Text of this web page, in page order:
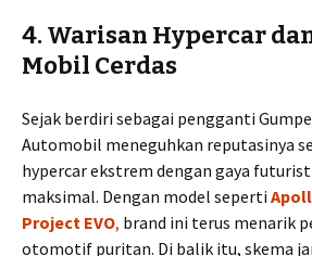
4. Warisan Hypercar
Mobil Cerdas
Sejak berdiri sebagai pengganti
Automobil meneguhkan reputasinya
hypercar ekstrem dengan gaya
maksimal. Dengan model seperti
Project EVO, brand ini terus menarik
otomotif puritan. Di balik itu, skema